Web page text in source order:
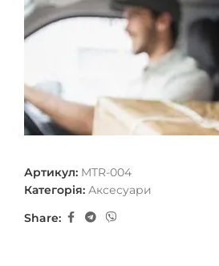
Артикул: MTR-004
Категорія: Аксесуари
Share: